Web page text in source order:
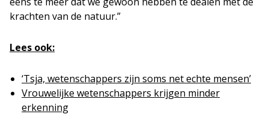
krachten van de natuur.”
Lees ook:
‘Tsja, wetenschappers zijn soms net echte mensen’
Vrouwelijke wetenschappers krijgen minder
erkenning